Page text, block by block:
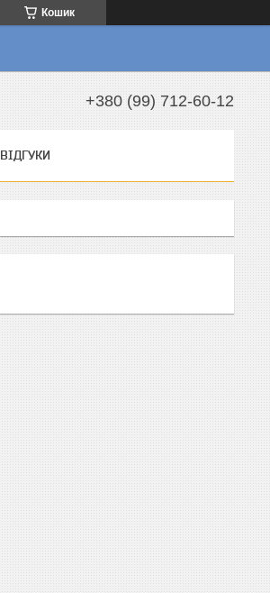
Кошик
+380 (99) 712-60-12
ВІДГУКИ